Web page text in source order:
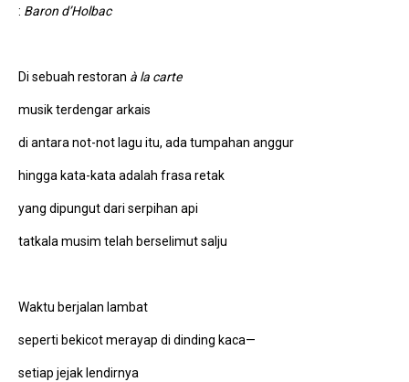
: Baron d’Holbac
Di sebuah restoran à la carte
musik terdengar arkais
di antara not-not lagu itu, ada tumpahan anggur
hingga kata-kata adalah frasa retak
yang dipungut dari serpihan api
tatkala musim telah berselimut salju
Waktu berjalan lambat
seperti bekicot merayap di dinding kaca—
setiap jejak lendirnya